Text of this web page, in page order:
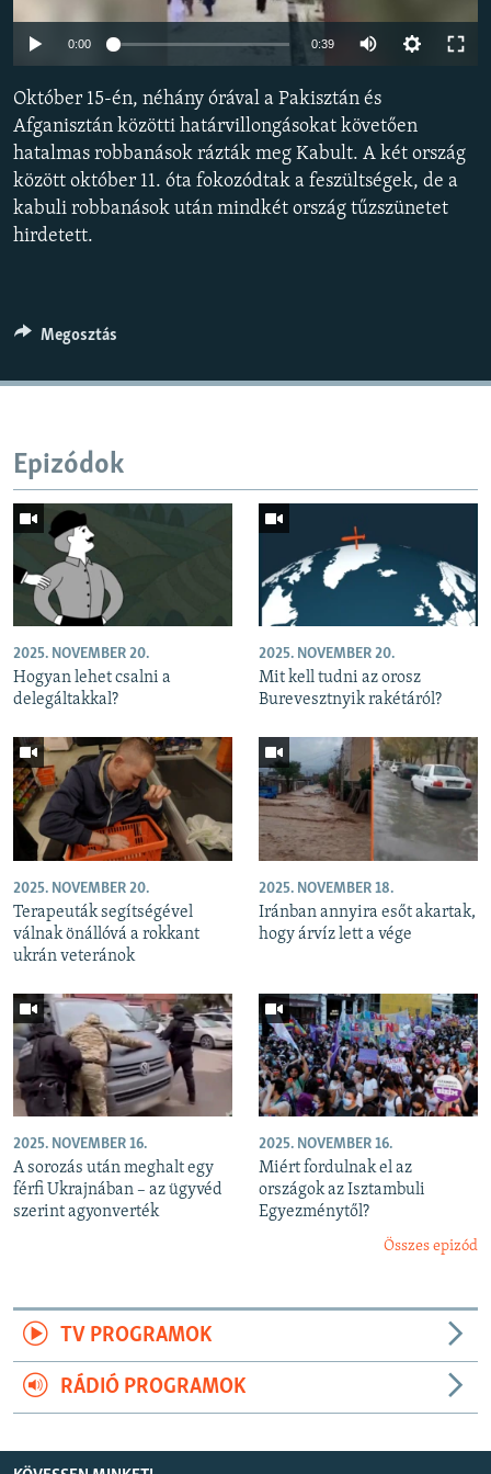
EURÓPAI UNIÓ
KLÍMAVÁLTOZÁS
A MÚLT TANULSÁGAI
KÖVESSEN MINKET!
360p
0:00 0:39
360p
480p
720p
Október 15-én, néhány órával a Pakisztán és
Afganisztán közötti határvillongásokat követően
hatalmas robbanások rázták meg Kabult. A két ország
között október 11. óta fokozódtak a feszültségek, de a
kabuli robbanások után mindkét ország tűzszünetet
hirdetett.
Megosztás
Epizódok
2025. NOVEMBER 20.
Hogyan lehet csalni a
delegáltakkal?
2025. NOVEMBER 20.
Mit kell tudni az orosz
Burevesztnyik rakétáról?
2025. NOVEMBER 20.
Terapeuták segítségével
válnak önállóvá a rokkant
ukrán veteránok
2025. NOVEMBER 18.
Iránban annyira esőt akartak,
hogy árvíz lett a vége
2025. NOVEMBER 16.
A sorozás után meghalt egy
férfi Ukrajnában – az ügyvéd
szerint agyonverték
2025. NOVEMBER 16.
Miért fordulnak el az
országok az Isztambuli
Egyezménytől?
Összes epizód
TV PROGRAMOK
RÁDIÓ PROGRAMOK